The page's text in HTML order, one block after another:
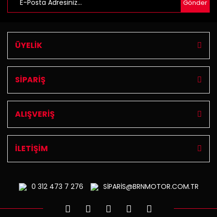
Gönder
ÜYELİK
SİPARİŞ
ALIŞVERİŞ
İLETİŞİM
0 312473 7 276 SİPARİS@BRNMOTOR.COM.TR